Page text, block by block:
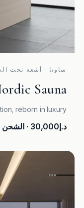
ساونا · أشعة تحت
Sauna
reborn in luxury.
د.إ30,000 · الشحن 60–70 يوماً